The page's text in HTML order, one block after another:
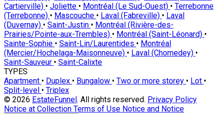
Cartierville) • Joliette • Montréal (Le Sud-Ouest) • Terrebonne
(Terrebonne) • Mascouche • Laval (Fabreville) • Laval
(Duvernay) • Saint-Justin • Montréal (Rivière-des-
Prairies/Pointe-aux-Trembles) • Montréal (Saint-Léonard) •
Sainte-Sophie • Saint-Lin/Laurentides • Montréal
(Mercier/Hochelaga-Maisonneuve) • Laval (Chomedey) •
Saint-Sauveur • Saint-Calixte
TYPES
Apartment • Duplex • Bungalow • Two or more storey • Lot •
Split-level • Triplex
© 2026 EstateFunnel . All rights reserved. Privacy Policy
Notice at Collection Terms of Use Notice and Notice